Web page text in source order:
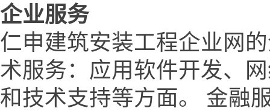
企业服务
仁申建筑安装工程企业网
术服务：应用软件开发、
和技术支持等方面。 金融